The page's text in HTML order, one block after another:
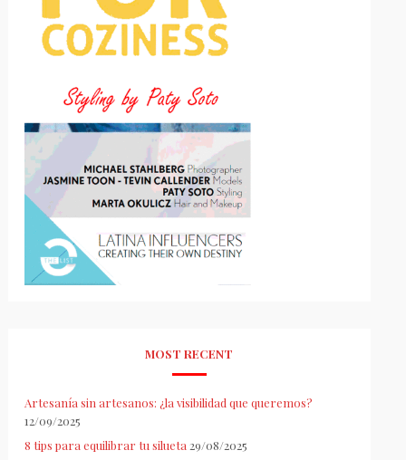
MOST RECENT
Artesanía sin artesanos: ¿la visibilidad que queremos?
12/09/2025
8 tips para equilibrar tu silueta 29/08/2025